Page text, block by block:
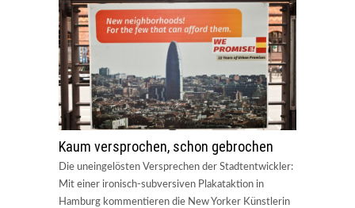
Kaum versprochen, schon gebrochen
Die uneingelösten Versprechen der Stadtentwickler:
Mit einer ironisch-subversiven Plakataktion in
Hamburg kommentieren die New Yorker Künstlerin